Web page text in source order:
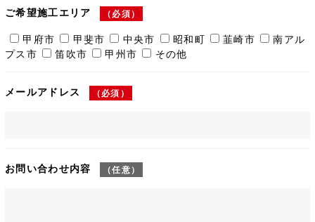
ご希望施工エリア （必須）
甲府市 甲斐市 中央市 昭和町 韮崎市
南アル
プス市
笛吹市 甲州市 その他
メールアドレス （必須）
お問い合わせ内容 （任意）